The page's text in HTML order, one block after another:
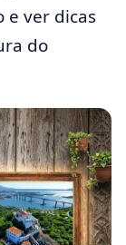
e ver dicas
do